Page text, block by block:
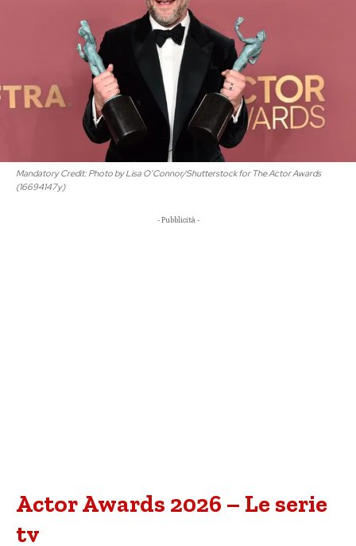
Mandatory Credit: Photo by Lisa O’Connor/Shutterstock for The Actor Awards
(16694147y)
- Pubblicità -
Actor Awards 2026 – Le serie
tv